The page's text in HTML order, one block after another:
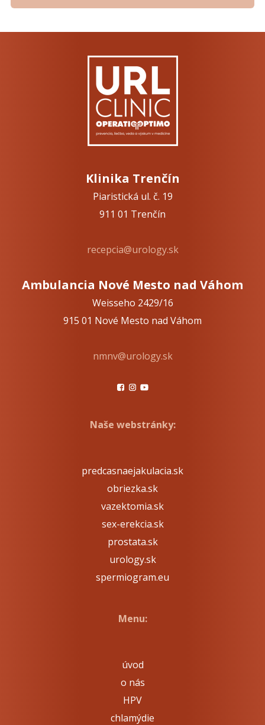
Klinika Trenčín
Piaristická ul. č. 19
911 01 Trenčín
recepcia@urology.sk
Ambulancia Nové Mesto nad Váhom
Weisseho 2429/16
915 01 Nové Mesto nad Váhom
nmnv@urology.sk
Naše webstránky:
predcasnaejakulacia.sk
obriezka.sk
vazektomia.sk
sex-erekcia.sk
prostata.sk
urology.sk
spermiogram.eu
Menu:
úvod
o nás
HPV
chlamýdie